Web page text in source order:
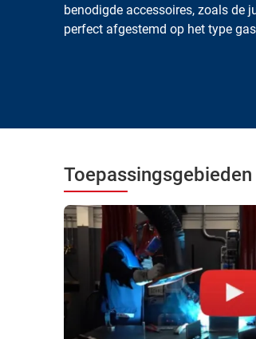
benodigde accessoires, zoals de
perfect afgestemd op het type